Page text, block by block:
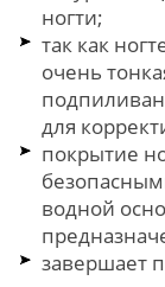
ногти;
так как
очень
для
покрытие
водной
завершает